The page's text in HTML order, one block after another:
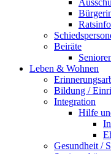
Beiräte
Leben & Wohnen
Bildung /
Integration
Hilfe
Gesundheit /